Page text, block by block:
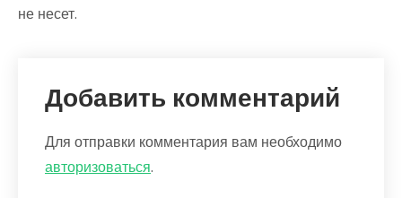
не несет.
Добавить комментарий
Для отправки комментария вам необходимо
авторизоваться.